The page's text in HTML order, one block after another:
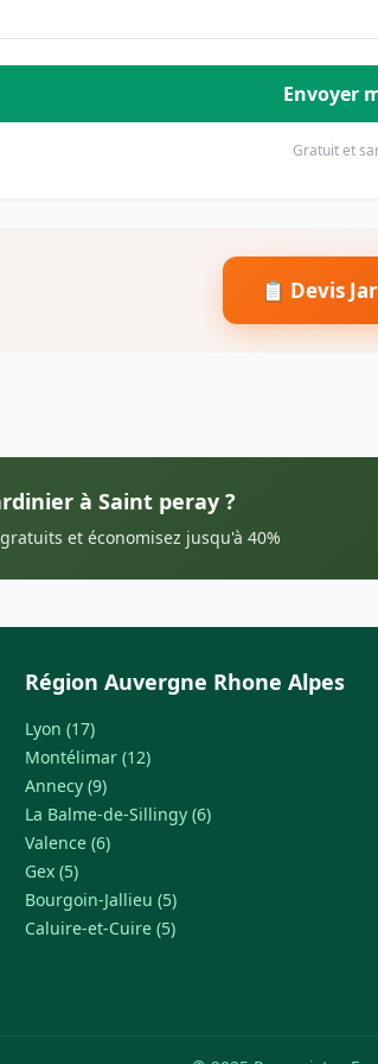
Envoyer
Gratuit et
📋 Devis
à Saint peray ?
et économisez jusqu'à 40%
Région Auvergne Rhone Alpes
Lyon (17)
Montélimar (12)
Annecy (9)
La Balme-de-Sillingy (6)
Valence (6)
Gex (5)
Bourgoin-Jallieu (5)
Caluire-et-Cuire (5)